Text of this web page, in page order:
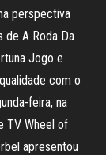
perspectiva
de A Roda Da
Jogo e
com o
feira, na
TV Wheel of
apresentou